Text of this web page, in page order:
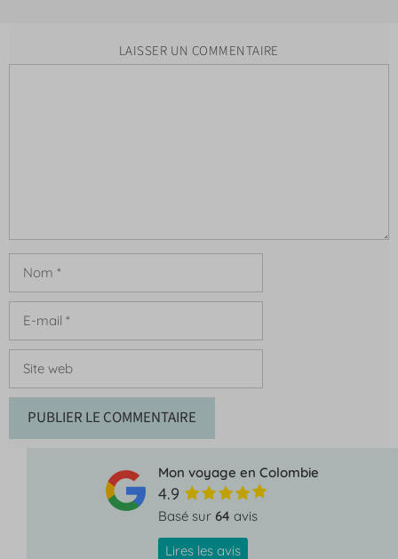
LAISSER UN COMMENTAIRE
mail
web
Mon voyage en Colombie
4.9
Basé sur 64 avis
Lires les avis